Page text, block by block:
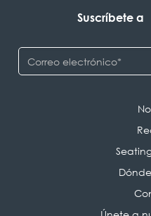
Suscríbete a